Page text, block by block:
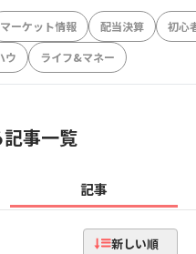
マーケット情報 配当決算
初心
ウ ライフ&マネー
事一覧
記事
新しい順